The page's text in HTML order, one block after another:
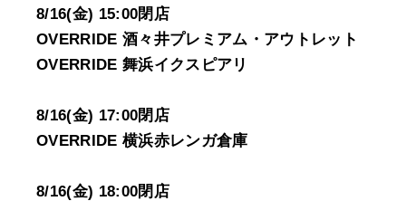
8/16(金) 15:00閉店
OVERRIDE 酒々井プレミアム・アウトレット
OVERRIDE 舞浜イクスピアリ
8/16(金) 17:00閉店
OVERRIDE 横浜赤レンガ倉庫
8/16(金) 18:00閉店